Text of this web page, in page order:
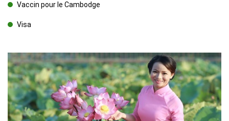
Vaccin pour le Cambodge
Visa